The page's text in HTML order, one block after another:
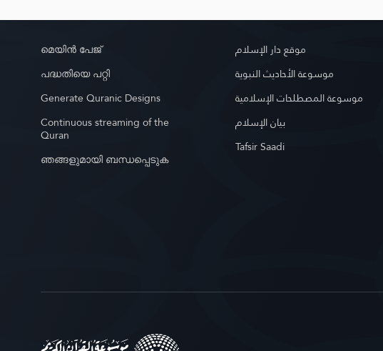
മെയിൻ പേജ്
പദ്ധതിയെ പറ്റി
Generate Quranic Designs
Continuous streaming of the
Quran
ഞങ്ങളുമായി ബന്ധപ്പെടുക
موقع دار الإسلام
موسوعة الأحاديث النبوية
موسوعة المصطلحات الإسلامية
بيان الإسلام
Tafsir Saadi